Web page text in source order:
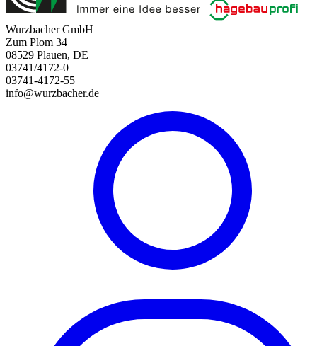
Wurzbacher GmbH
Zum Plom 34
08529 Plauen, DE
03741/4172-0
03741-4172-55
info@wurzbacher.de